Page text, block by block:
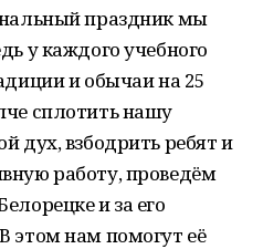
праздник мы
у каждого учебного
и обычаи на 25
сплотить нашу
дух, взбодрить ребят и
работу, проведём
и за его
этом нам помогут её